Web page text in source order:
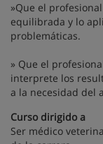
»Que el
equilibrada y lo
problemáticas.
» Que el
interprete los
a la necesidad del
Curso dirigido a
Ser médico